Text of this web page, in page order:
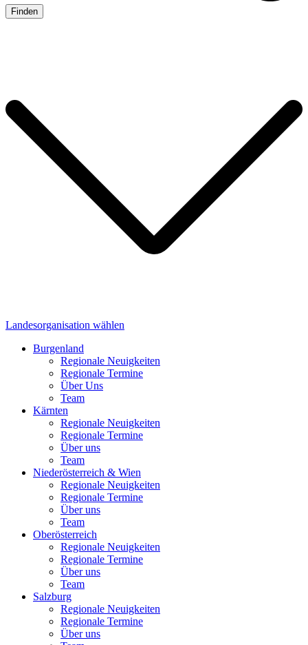
Landesorganisation wählen
Burgenland
Regionale Neuigkeiten
Regionale Termine
Über Uns
Team
Kärnten
Regionale Neuigkeiten
Regionale Termine
Über uns
Team
Niederösterreich & Wien
Regionale Neuigkeiten
Regionale Termine
Über uns
Team
Oberösterreich
Regionale Neuigkeiten
Regionale Termine
Über uns
Team
Salzburg
Regionale Neuigkeiten
Regionale Termine
Über uns